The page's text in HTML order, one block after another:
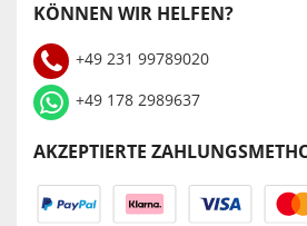
KÖNNEN WIR HELFEN?
+49 231 99789020
+49 178 2989637
AKZEPTIERTE